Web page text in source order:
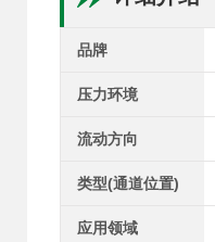
品牌
压力环境
流动方向
类型(通道位置)
应用领域